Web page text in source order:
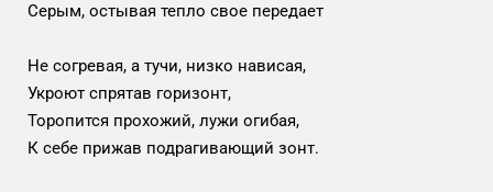
Серым, остывая тепло свое передает
Не согревая, а тучи, низко нависая,
Укроют спрятав горизонт,
Торопится прохожий, лужи огибая,
К себе прижав подрагивающий зонт.